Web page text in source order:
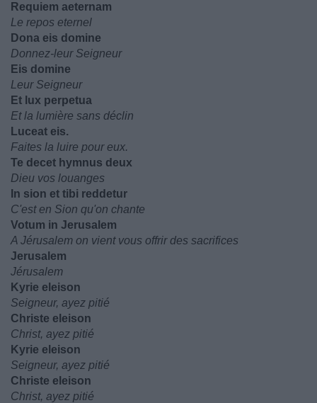
Requiem aeternam
Le repos eternel
Dona eis domine
Donnez-leur Seigneur
Eis domine
Leur Seigneur
Et lux perpetua
Et la lumière sans déclin
Luceat eis.
Faites la luire pour eux.
Te decet hymnus deux
Dieu vos louanges
In sion et tibi reddetur
C'est en Sion qu'on chante
Votum in Jerusalem
A Jérusalem on vient vous offrir des sacrifices
Jerusalem
Jérusalem
Kyrie eleison
Seigneur, ayez pitié
Christe eleison
Christ, ayez pitié
Kyrie eleison
Seigneur, ayez pitié
Christe eleison
Christ, ayez pitié